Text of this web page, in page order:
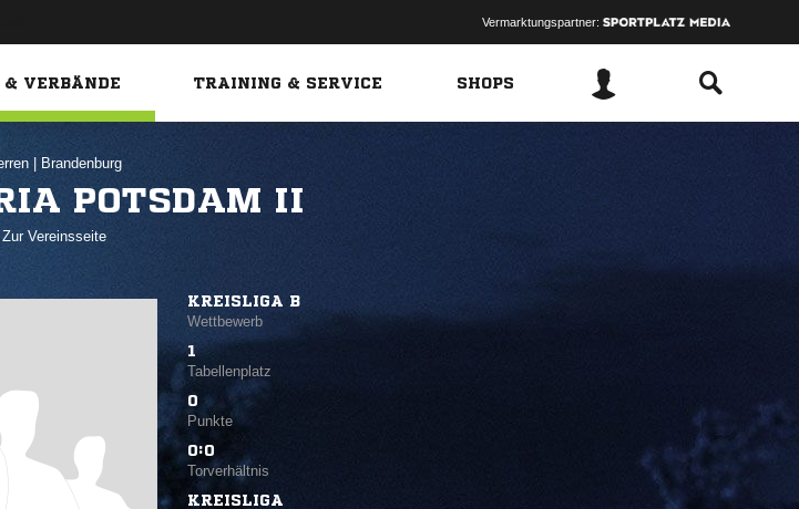
Vermarktungspartner:
& VERBÄNDE TRAINING & SERVICE SHOPS
Brandenburg
POTSDAM II
Zur Vereinsseite
KREISLIGA B
Wettbewerb
1
Tabellenplatz
0
Punkte
0:0
Torverhältnis
KREISLIGA